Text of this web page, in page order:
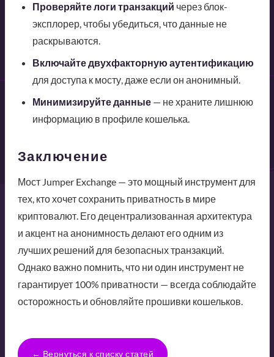
Проверяйте логи транзакций через блок-
эксплорер, чтобы убедиться, что данные не
раскрываются.
Включайте двухфакторную аутентификацию
для доступа к мосту, даже если он анонимный.
Минимизируйте данные— не храните лишнюю
информацию в профиле кошелька.
Заключение
Мост Jumper Exchange — это мощный инструмент для
тех, кто хочет сохранить приватность в мире
криптовалют. Его децентрализованная архитектура
и акцент на анонимность делают его одним из
лучших решений для безопасных транзакций.
Однако важно помнить, что ни один инструмент не
гарантирует 100% приватности — всегда соблюдайте
осторожность и обновляйте прошивки кошельков.
← Вернуться к списку статей